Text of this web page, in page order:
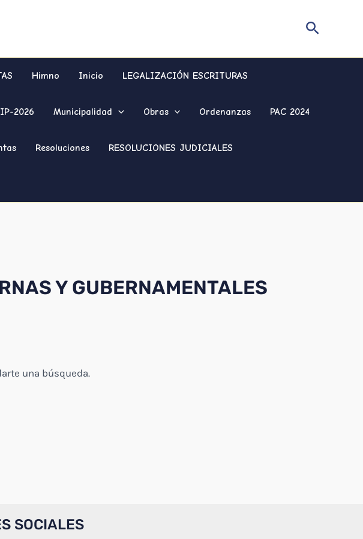
Buscar
Himno Inicio LEGALIZACIÓN ESCRITURAS
2026 Municipalidad Obras Ordenanzas PAC 2024
Resoluciones RESOLUCIONES JUDICIALES
Y GUBERNAMENTALES
una búsqueda.
SOCIALES